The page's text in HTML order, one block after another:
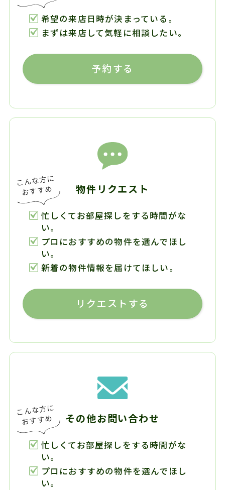
希望の来店日時が決まっている。
まずは来店して気軽に相談したい。
予約する
物件リクエスト
忙しくてお部屋探しをする時間がな
い。
プロにおすすめの物件を選んでほし
い。
新着の物件情報を届けてほしい。
リクエストする
その他お問い合わせ
忙しくてお部屋探しをする時間がな
い。
プロにおすすめの物件を選んでほし
い。